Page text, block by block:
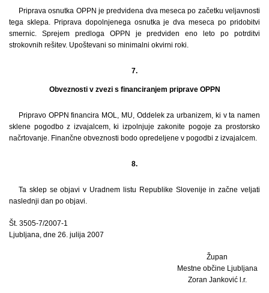
Priprava osnutka OPPN je predvidena dva meseca po začetku veljavnosti
tega sklepa. Priprava dopolnjenega osnutka je dva meseca po pridobitvi
smernic. Sprejem predloga OPPN je predviden eno leto po potrditvi
strokovnih rešitev. Upoštevani so minimalni okvirni roki.
7.
Obveznosti v zvezi s financiranjem priprave OPPN
Pripravo OPPN financira MOL, MU, Oddelek za urbanizem, ki v ta namen
sklene pogodbo z izvajalcem, ki izpolnjuje zakonite pogoje za prostorsko
načrtovanje. Finančne obveznosti bodo opredeljene v pogodbi z izvajalcem.
8.
Ta sklep se objavi v Uradnem listu Republike Slovenije in začne veljati
naslednji dan po objavi.
Št. 3505-7/2007-1
Ljubljana, dne 26. julija 2007
Župan
Mestne občine Ljubljana
Zoran Janković l.r.